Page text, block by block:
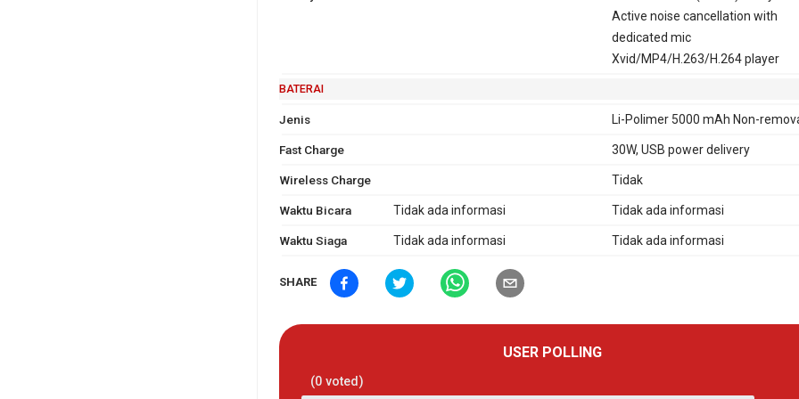
Active noise cancellation with
dedicated mic
Xvid/MP4/H.263/H.264 player
BATERAI
Jenis Li-Polimer 5000 mAh Non-
Fast Charge 30W, USB power delivery
Wireless Charge Tidak
Waktu Bicara Tidak ada informasi Tidak ada informasi
Waktu Siaga Tidak ada informasi Tidak ada informasi
SHARE
USER POLLING
(0voted)